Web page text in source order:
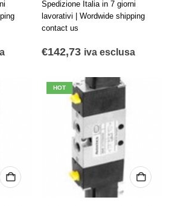
Spedizione Italia in 7 giorni
lavorativi | Wordwide shipping
contact us
€142,73 iva esclusa
HOT